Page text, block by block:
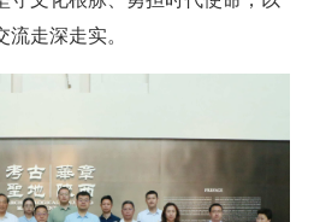
走深走实。